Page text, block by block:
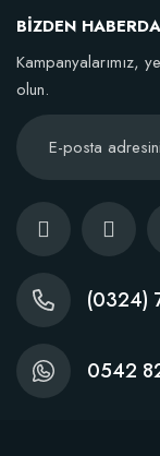
BİZDEN
Kampanyalarımız,
olun.
(0324)
0542